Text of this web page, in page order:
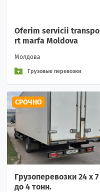
Oferim servicii transpo
rt marfa Moldova
Молдова
Грузовые перевозки
СРОЧНО
Грузоперевозки 24 х 7
до 4 тонн.